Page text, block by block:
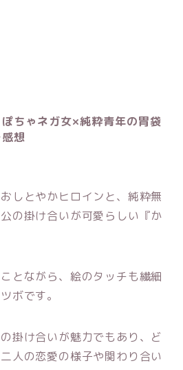
ぽちゃネガ女×純粋青年の胃袋
想
しとやかヒロインと、純粋無
の掛け合いが可愛らしい『か
とながら、絵のタッチも繊細
ボです。
掛け合いが魅力でもあり、ど
人の恋愛の様子や関わり合い